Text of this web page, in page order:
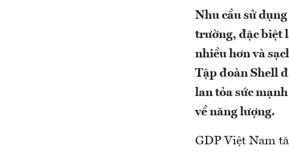
Nhu cầu sử
trường, đặc biệt
nhiều hơn và
Tập đoàn Shell
lan tỏa sức
về năng lượng.
GDP Việt Nam